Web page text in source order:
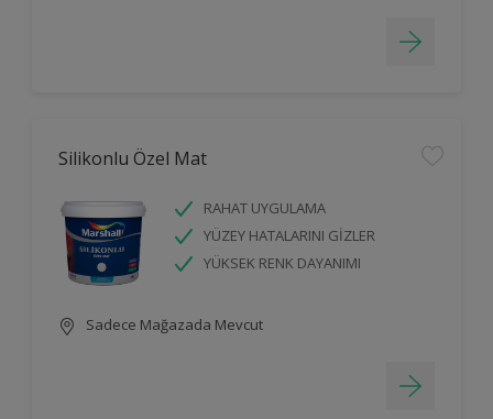
Silikonlu Özel Mat
RAHAT UYGULAMA
YÜZEY HATALARINI GİZLER
YÜKSEK RENK DAYANIMI
Sadece Mağazada Mevcut